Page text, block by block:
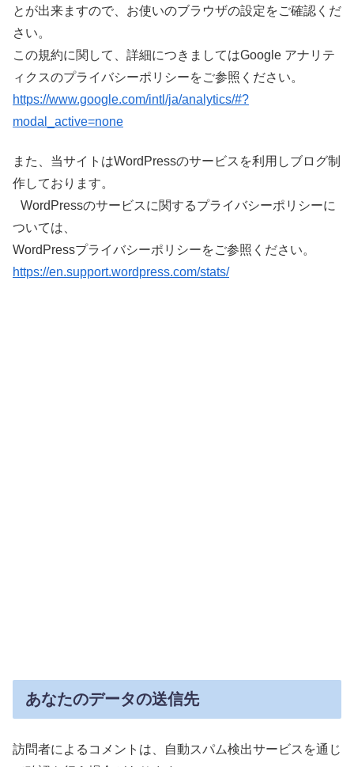
とが出来ますので、お使いのブラウザの設定をご確認くだ
さい。
この規約に関して、詳細につきましてはGoogle アナリテ
ィクスのプライバシーポリシーをご参照ください。
https://www.google.com/intl/ja/analytics/#?
modal_active=none
また、当サイトはWordPressのサービスを利用しブログ制
作しております。
WordPressのサービスに関するプライバシーポリシーに
ついては、
WordPressプライバシーポリシーをご参照ください。
https://en.support.wordpress.com/stats/
あなたのデータの送信先
訪問者によるコメントは、自動スパム検出サービスを通じ